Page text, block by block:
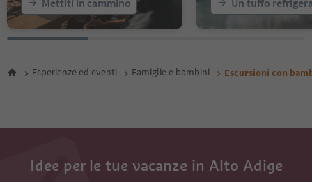
24
25
26
29
33
Mettiti in cammino Un tuffo
Esperienze ed eventi Famiglie e bambini Escursioni con
Idee per le tue vacanze in Alto Adige